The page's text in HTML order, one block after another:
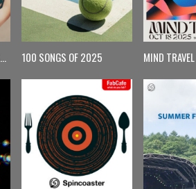
【月曜更新】Monday Spin 100 SONGS OF 2025 MIND TRAVEL